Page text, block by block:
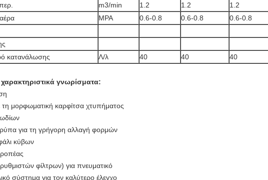
m3/min 1.2 1.2
1.2
MPA 0.6-0.8 0.6-0.8 0.6-0.8
κατανάλωσης
Λ/λ 40 40 40
γνωρίσματα:
τη μορφωματική καρφίτσα χτυπήματος
για τη γρήγορη αλλαγή φορμών
κύβων
φίλτρων) για πνευματικό
σύστημα για τον καλύτερο έλεγχο